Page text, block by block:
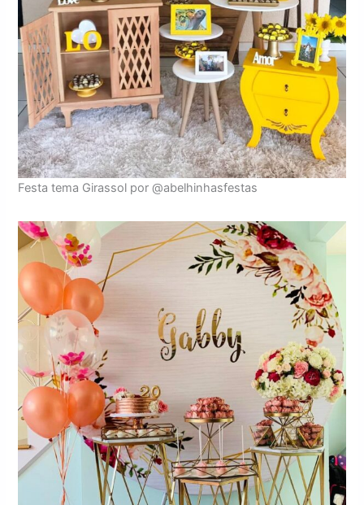
Festa tema Girassol por @abelhinhasfestas